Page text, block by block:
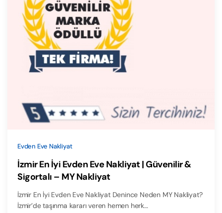
Evden Eve Nakliyat
İzmir En İyi Evden Eve Nakliyat | Güvenilir &
Sigortalı – MY Nakliyat
İzmir En İyi Evden Eve Nakliyat Denince Neden MY Nakliyat?
İzmir’de taşınma kararı veren hemen herk…